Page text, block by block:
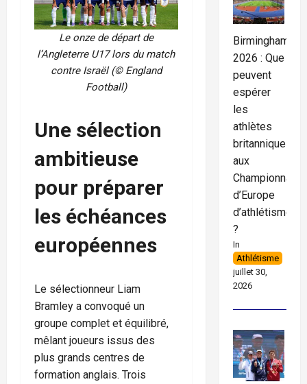
Le onze de départ de
l’Angleterre U17 lors du match
contre Israël (© England
Football)
Une sélection
ambitieuse
pour préparer
les échéances
européennes
Le sélectionneur Liam
Bramley a convoqué un
groupe complet et équilibré,
mêlant joueurs issus des
plus grands centres de
formation anglais. Trois
Birmingham
2026 : Que
peuvent
espérer
les
athlètes
britanniques
aux
Championnats
d’Europe
d’athlétisme
?
In
Athlétisme
juillet 30,
2026